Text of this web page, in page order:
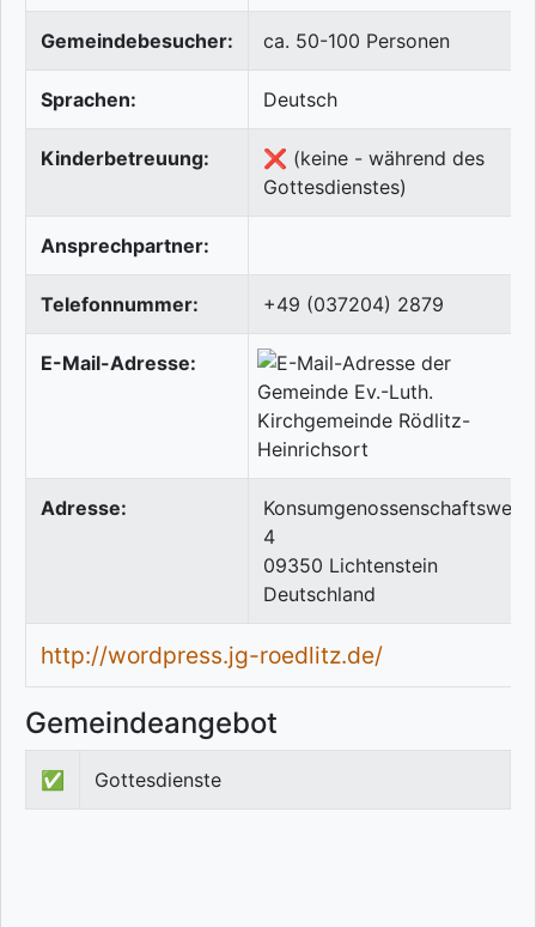
Gemeindebesucher: ca. 50-100 Personen
Sprachen: Deutsch
Kinderbetreuung:
❌ (keine - während des
Gottesdienstes)
Ansprechpartner:
Telefonnummer: +49 (037204) 2879
E-Mail-Adresse:
Adresse:
Konsumgenossenschaftsweg
4
09350 Lichtenstein
Deutschland
http://wordpress.jg-roedlitz.de/
Gemeindeangebot
✅ Gottesdienste